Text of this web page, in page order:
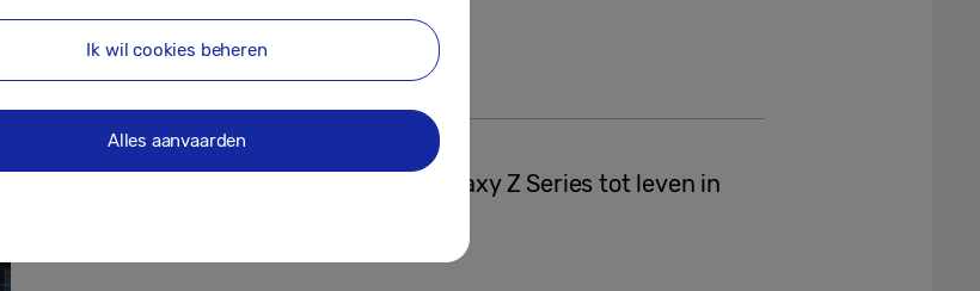
In The Fold Inn: Samsung brengt de Galaxy Z Series tot leven in
Ik wil cookies beheren
Alles aanvaarden